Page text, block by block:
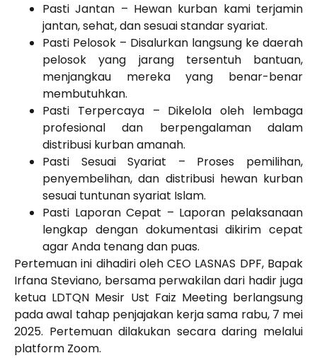
Pasti Jantan – Hewan kurban kami terjamin
jantan, sehat, dan sesuai standar syariat.
Pasti Pelosok – Disalurkan langsung ke daerah
pelosok yang jarang tersentuh bantuan,
menjangkau mereka yang benar-benar
membutuhkan.
Pasti Terpercaya – Dikelola oleh lembaga
profesional dan berpengalaman dalam
distribusi kurban amanah.
Pasti Sesuai Syariat – Proses pemilihan,
penyembelihan, dan distribusi hewan kurban
sesuai tuntunan syariat Islam.
Pasti Laporan Cepat – Laporan pelaksanaan
lengkap dengan dokumentasi dikirim cepat
agar Anda tenang dan puas.
Pertemuan ini dihadiri oleh CEO LASNAS DPF, Bapak
Irfana Steviano, bersama perwakilan dari hadir juga
ketua LDTQN Mesir Ust Faiz Meeting berlangsung
pada awal tahap penjajakan kerja sama rabu, 7 mei
2025. Pertemuan dilakukan secara daring melalui
platform Zoom.